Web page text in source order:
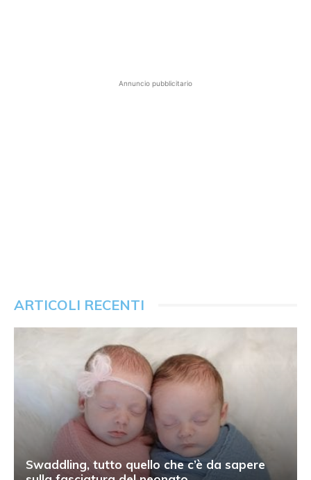
Annuncio pubblicitario
ARTICOLI RECENTI
Swaddling, tutto quello che c’è da sapere